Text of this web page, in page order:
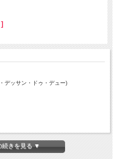
デッサン・ドゥ・デュー)
続きを見る ▼